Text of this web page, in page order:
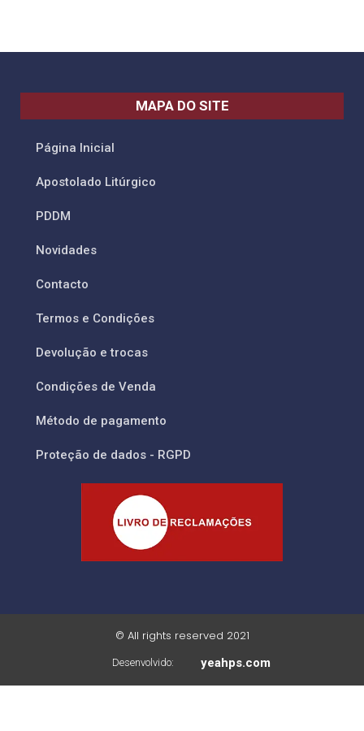
MAPA DO SITE
Página Inicial
Apostolado Litúrgico
PDDM
Novidades
Contacto
Termos e Condições
Devolução e trocas
Condições de Venda
Método de pagamento
Proteção de dados - RGPD
© All rights reserved 2021
Desenvolvido: yeahps.com